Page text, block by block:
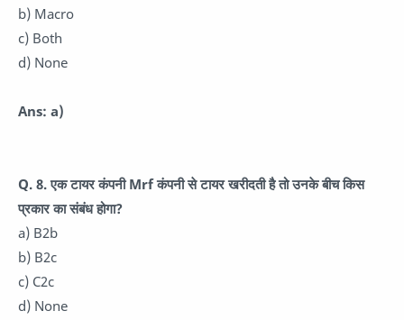
b) Macro
c) Both
d) None
Ans: a)
Q. 8. एक टायर कंपनी Mrf कंपनी से टायर खरीदती है तो उनके बीच किस
प्रकार का संबंध होगा?
a) B2b
b) B2c
c) C2c
d) None